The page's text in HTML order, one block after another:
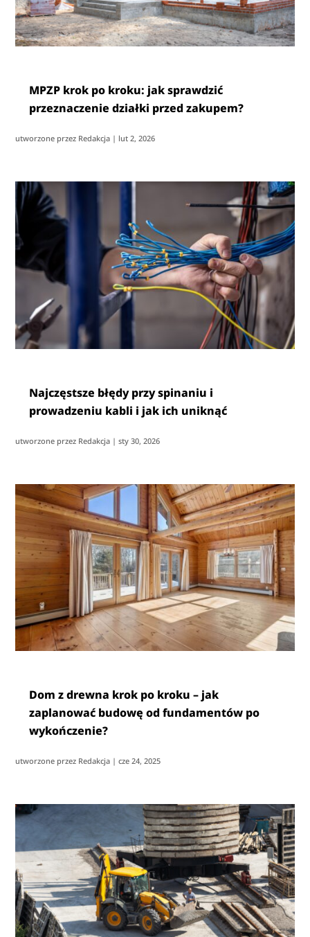
MPZP krok po kroku: jak sprawdzić
przeznaczenie działki przed zakupem?
utworzone przez Redakcja | lut 2, 2026
Najczęstsze błędy przy spinaniu i
prowadzeniu kabli i jak ich uniknąć
utworzone przez Redakcja |sty 30, 2026
Dom z drewna krok po kroku – jak
zaplanować budowę od fundamentów po
wykończenie?
utworzone przez Redakcja |cze 24, 2025